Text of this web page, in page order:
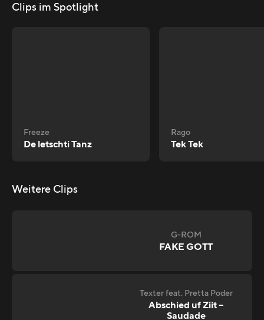
Clips im Spotlight
Freeze
De letschti Tanz
Rago
Tek Tek
Weitere Clips
G-ROM
FAKE GOTT
Texter feat. Pretta Poder
Abschied uf Ziit –
Saudade